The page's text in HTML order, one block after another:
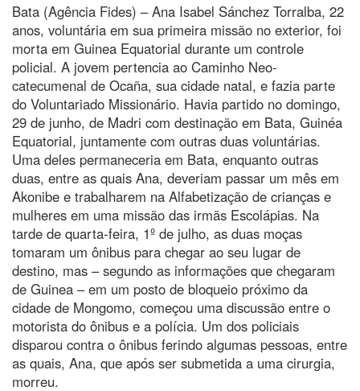
Bata (Agência Fides) – Ana Isabel Sánchez Torralba, 22
anos, voluntária em sua primeira missão no exterior, foi
morta em Guinea Equatorial durante um controle
policial. A jovem pertencia ao Caminho Neo-
catecumenal de Ocaña, sua cidade natal, e fazia parte
do Voluntariado Missionário. Havia partido no domingo,
29 de junho, de Madri com destinação em Bata, Guinéa
Equatorial, juntamente com outras duas voluntárias.
Uma deles permaneceria em Bata, enquanto outras
duas, entre as quais Ana, deveriam passar um mês em
Akonibe e trabalharem na Alfabetização de crianças e
mulheres em uma missão das irmãs Escolápias. Na
tarde de quarta-feira, 1º de julho, as duas moças
tomaram um ônibus para chegar ao seu lugar de
destino, mas – segundo as informações que chegaram
de Guinea – em um posto de bloqueio próximo da
cidade de Mongomo, começou uma discussão entre o
motorista do ônibus e a polícia. Um dos policiais
disparou contra o ônibus ferindo algumas pessoas, entre
as quais, Ana, que após ser submetida a uma cirurgia,
morreu.